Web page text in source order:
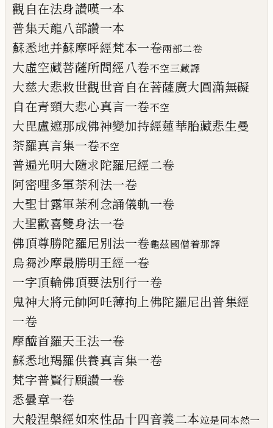
觀自在法身讚嘆一本
普集天龍八部讚一本
蘇悉地并蘇摩呼經梵本一卷兩部二卷
大虛空藏菩薩所問經八卷不空三藏譯
大慈大悲救世觀世音自在菩薩廣大圓滿無礙
自在青頸大悲心真言一卷不空
大毘盧遮那成佛神變加持經蓮華胎藏悲生曼
荼羅真言集一卷不空
普遍光明大隨求陀羅尼經二卷
阿密哩多軍荼利法一卷
大聖甘露軍荼利念誦儀軌一卷
大聖歡喜雙身法一卷
佛頂尊勝陀羅尼別法一卷龜茲國僧着那譯
烏芻沙摩最勝明王經一卷
一字頂輪佛頂要法別行一卷
鬼神大將元帥阿吒薄拘上佛陀羅尼出普集經
一卷
摩醯首羅天王法一卷
蘇悉地羯羅供養真言集一卷
梵字普賢行願讚一卷
悉曇章一卷
大般涅槃經如來性品十四音義二本竝是同本然一